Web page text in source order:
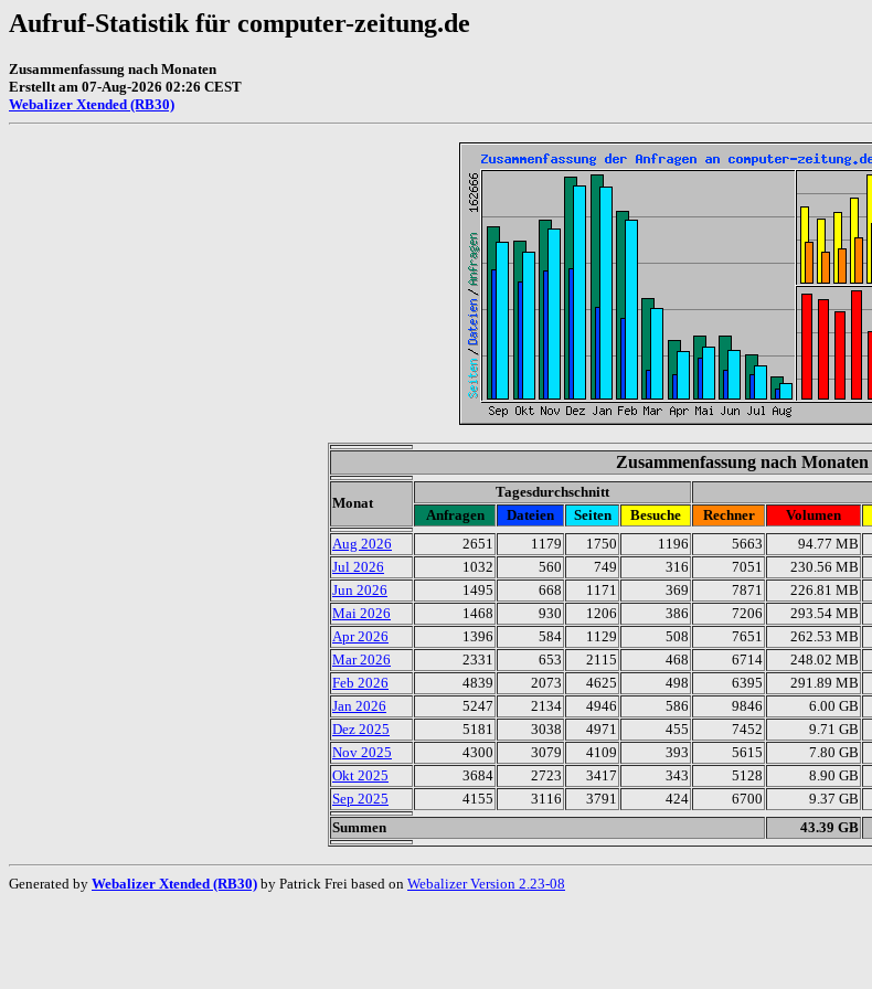
Aufruf-Statistik für computer-zeitung.de
Zusammenfassung nach Monaten
Erstellt am 07-Aug-2026 02:26 CEST
Webalizer Xtended (RB30)
Zusammenfassung nach Monaten
Monat
Tagesdurchschnitt
Anfragen
Dateien Seiten Besuche Rechner Volumen
Aug 2026
2651 1179 1750 1196 5663 94.77 MB
Jul 2026
1032 560 749 316 7051 230.56 MB
Jun 2026
1495 668 1171 369 7871 226.81 MB
Mai 2026
1468 930 1206 386 7206 293.54 MB
Apr 2026
1396 584 1129 508 7651 262.53 MB
Mar 2026
2331 653 2115 468 6714 248.02 MB
Feb 2026
4839 2073 4625 498 6395 291.89 MB
Jan 2026
5247 2134 4946 586 9846 6.00 GB
Dez 2025
5181 3038 4971 455 7452 9.71 GB
Nov 2025
4300 3079 4109 393 5615 7.80 GB
Okt 2025
3684 2723 3417 343 5128 8.90 GB
Sep 2025
4155 3116 3791 424 6700 9.37 GB
Summen
43.39 GB
Generated by Webalizer Xtended (RB30) by Patrick Frei based on Webalizer Version 2.23-08